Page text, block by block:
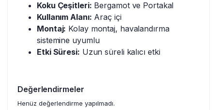
Koku Çeşitleri: Bergamot ve Portakal
Kullanım Alanı: Araç içi
Montaj: Kolay montaj, havalandırma
sistemine uyumlu
Etki Süresi: Uzun süreli kalıcı etki
Değerlendirmeler
Henüz değerlendirme yapılmadı.